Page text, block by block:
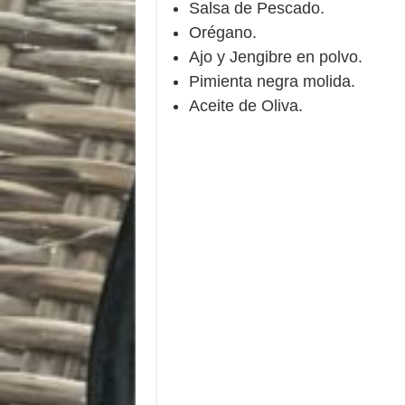
Salsa de Pescado.
Orégano.
Ajo y Jengibre en polvo.
Pimienta negra molida.
Aceite de Oliva.